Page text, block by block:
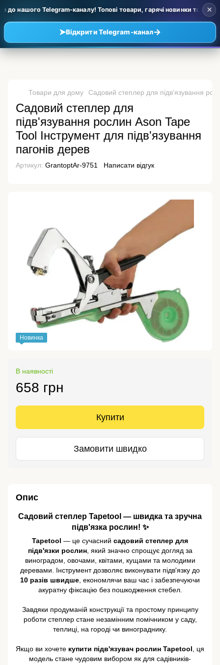
нашого Telegram-каналу! Топові товари, гарячі новинки та уцінка
➤Відкрити Telegram-канал→
×
Товари для дому Садовий степлер для підв'язування
Садовий степлер для
підв'язування рослин Ason Tape
Tool Інструмент для підв'язування
пагонів дерев
Артикул: GrantoptAr-9751 Написати відгук
Новинка
В наявності
658 грн
Купити
Замовити швидко
Опис
Садовий степлер Tapetool — швидка та зручна
підв'язка рослин! ✨
Tapetool — це сучасний садовий степлер для
підв'язки рослин, який значно спрощує догляд за
виноградом, овочами, квітами, кущами та молодими
деревами. Інструмент дозволяє виконувати підв'язку до
10 разів швидше , економлячи ваш час і забезпечуючи
акуратну фіксацію без пошкодження стебел.
Завдяки продуманій конструкції та простому принципу
роботи степлер стане незамінним помічником у саду,
теплиці, на городі чи винограднику.
Якщо ви хочете купити підв'язувач рослин Tapetool , ця
модель стане чудовим вибором як для садівників-